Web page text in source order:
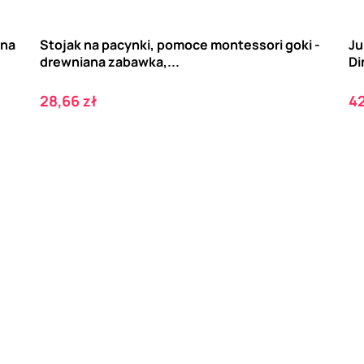
Stojak na pacynki, pomoce montessori goki -
drewniana zabawka,...
Cena
28,66 zł